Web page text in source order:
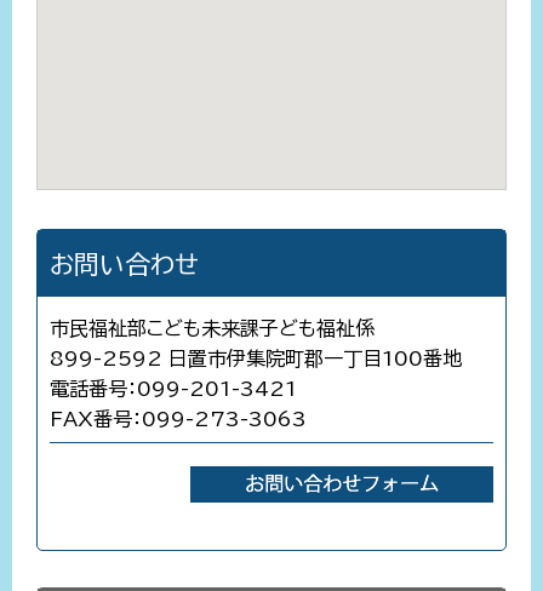
お問い合わせ
市民福祉部こども未来課子ども福祉係
899-2592 日置市伊集院町郡一丁目100番地
電話番号：099-201-3421
FAX番号：099-273-3063